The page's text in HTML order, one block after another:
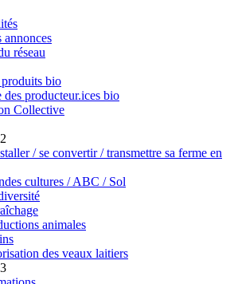
annonces
réseau
bio
des producteur.ices bio
Collective
/ se convertir / transmettre sa ferme en
cultures / ABC / Sol
animales
des veaux laitiers